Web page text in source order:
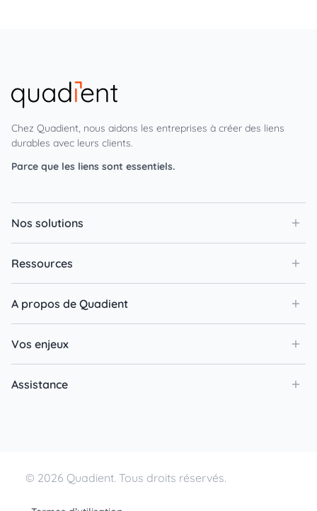
Chez Quadient, nous aidons les entreprises à créer des liens
durables avec leurs clients.
Parce que les liens sont essentiels.
Nos solutions
Ressources
A propos de Quadient
Vos enjeux
Assistance
© 2026 Quadient. Tous droits réservés.